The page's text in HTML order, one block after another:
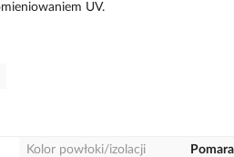
UV.
Kolor powłoki/izolacji